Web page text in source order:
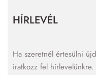
HÍRLEVÉL
Ha szeretnél értesülni
iratkozz fel hírlevelünkre.